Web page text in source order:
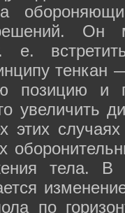
Он
е.
тенкан
позицию и
увеличить
этих
тела.
по